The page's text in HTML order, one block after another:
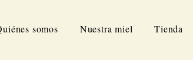
somos Nuestra miel Tienda